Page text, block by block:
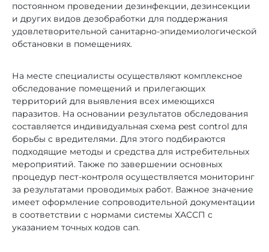
постоянном проведении дезинфекции, дезинсекции
и других видов дезобработки для поддержания
удовлетворительной санитарно-эпидемиологической
обстановки в помещениях.
На месте специалисты осуществляют комплексное
обследование помещений и прилегающих
территорий для выявления всех имеющихся
паразитов. На основании результатов обследования
составляется индивидуальная схема pest control для
борьбы с вредителями. Для этого подбираются
подходящие методы и средства для истребительных
мероприятий. Также по завершении основных
процедур пест-контроля осуществляется мониторинг
за результатами проводимых работ. Важное значение
имеет оформление сопроводительной документации
в соответствии с нормами системы ХАССП с
указанием точных кодов can.